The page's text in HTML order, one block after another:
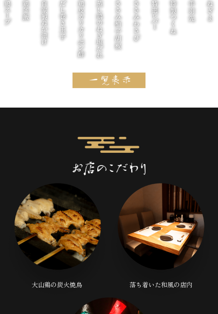
大山鶏の炭火焼鳥 落ち着いた和風の店内